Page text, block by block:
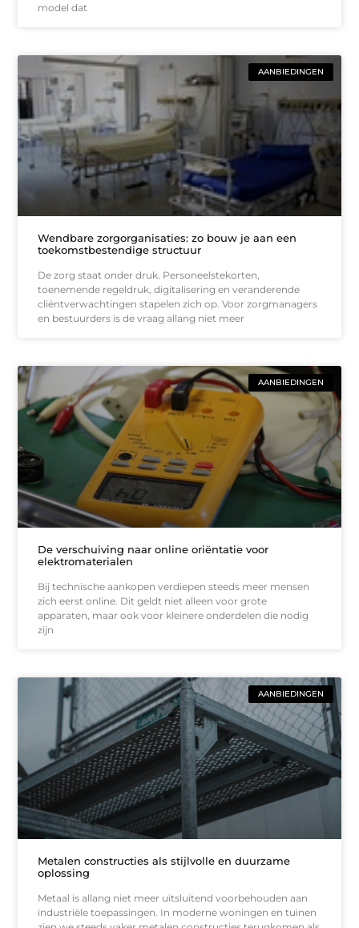
model dat
AANBIEDINGEN
Wendbare zorgorganisaties: zo bouw je aan een
toekomstbestendige structuur
De zorg staat onder druk. Personeelstekorten,
toenemende regeldruk, digitalisering en veranderende
cliëntverwachtingen stapelen zich op. Voor zorgmanagers
en bestuurders is de vraag allang niet meer
AANBIEDINGEN
De verschuiving naar online oriëntatie voor
elektromaterialen
Bij technische aankopen verdiepen steeds meer mensen
zich eerst online. Dit geldt niet alleen voor grote
apparaten, maar ook voor kleinere onderdelen die nodig
zijn
AANBIEDINGEN
Metalen constructies als stijlvolle en duurzame
oplossing
Metaal is allang niet meer uitsluitend voorbehouden aan
industriële toepassingen. In moderne woningen en tuinen